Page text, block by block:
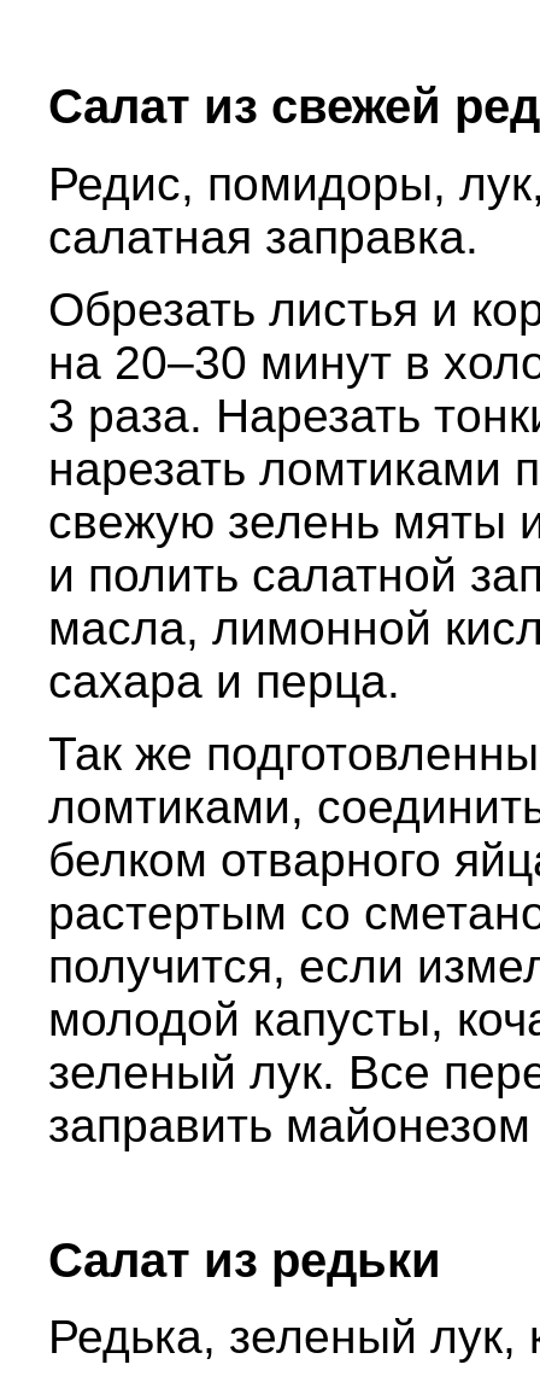
Салат из свежей
Редис, помидоры,
салатная заправка.
Обрезать листья и
на 20–30 минут в
3 раза. Нарезать
нарезать ломтиками
свежую зелень мяты
и полить салатной
масла, лимонной
сахара и перца.
Так же
ломтиками,
белком отварного
растертым со
получится, если
молодой капусты,
зеленый лук. Все
заправить
Салат из редьки
Редька, зеленый лук,